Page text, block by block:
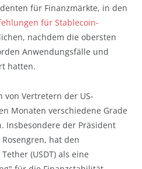
für Finanzmärkte, in den
für Stablecoin-
nachdem die obersten
Anwendungsfälle und
hatten.
von Vertretern der US-
Monaten verschiedene Grade
Insbesondere der Präsident
hat den
(USDT) als eine